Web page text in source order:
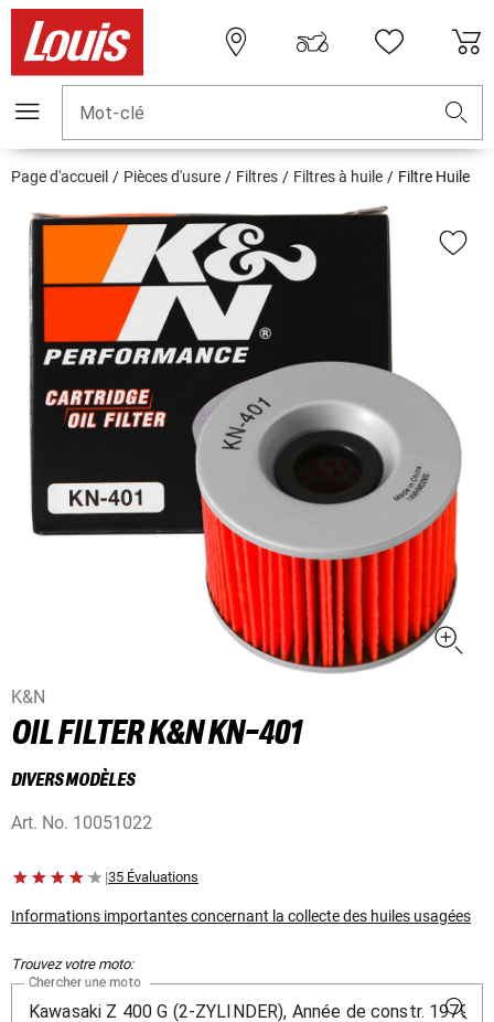
Mot-clé
Page d'accueil Pièces d'usure Filtres Filtres à huile Filtre Huile
K&N
OIL FILTER K&N KN-401
DIVERS MODÈLES
Art. No. 10051022
|35 Évaluations
Informations importantes concernant la collecte des huiles usagées
Trouvez votre moto:
Chercher une moto